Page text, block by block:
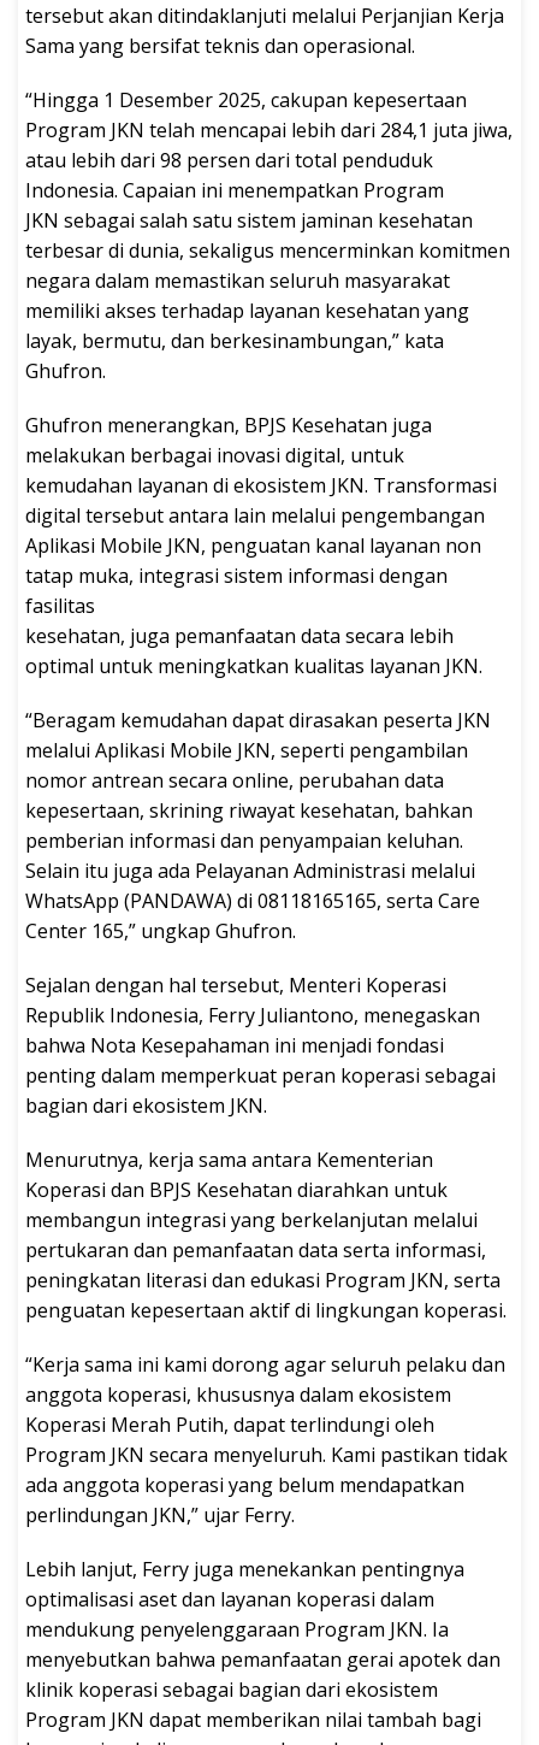
tersebut akan ditindaklanjuti melalui Perjanjian Kerja
Sama yang bersifat teknis dan operasional.
“Hingga 1 Desember 2025, cakupan kepesertaan
Program JKN telah mencapai lebih dari 284,1 juta jiwa,
atau lebih dari 98 persen dari total penduduk
Indonesia. Capaian ini menempatkan Program
JKN sebagai salah satu sistem jaminan kesehatan
terbesar di dunia, sekaligus mencerminkan komitmen
negara dalam memastikan seluruh masyarakat
memiliki akses terhadap layanan kesehatan yang
layak, bermutu, dan berkesinambungan,” kata
Ghufron.
Ghufron menerangkan, BPJS Kesehatan juga
melakukan berbagai inovasi digital, untuk
kemudahan layanan di ekosistem JKN. Transformasi
digital tersebut antara lain melalui pengembangan
Aplikasi Mobile JKN, penguatan kanal layanan non
tatap muka, integrasi sistem informasi dengan
fasilitas
kesehatan, juga pemanfaatan data secara lebih
optimal untuk meningkatkan kualitas layanan JKN.
“Beragam kemudahan dapat dirasakan peserta JKN
melalui Aplikasi Mobile JKN, seperti pengambilan
nomor antrean secara online, perubahan data
kepesertaan, skrining riwayat kesehatan, bahkan
pemberian informasi dan penyampaian keluhan.
Selain itu juga ada Pelayanan Administrasi melalui
WhatsApp (PANDAWA) di 08118165165, serta Care
Center 165,” ungkap Ghufron.
Sejalan dengan hal tersebut, Menteri Koperasi
Republik Indonesia, Ferry Juliantono, menegaskan
bahwa Nota Kesepahaman ini menjadi fondasi
penting dalam memperkuat peran koperasi sebagai
bagian dari ekosistem JKN.
Menurutnya, kerja sama antara Kementerian
Koperasi dan BPJS Kesehatan diarahkan untuk
membangun integrasi yang berkelanjutan melalui
pertukaran dan pemanfaatan data serta informasi,
peningkatan literasi dan edukasi Program JKN, serta
penguatan kepesertaan aktif di lingkungan koperasi.
“Kerja sama ini kami dorong agar seluruh pelaku dan
anggota koperasi, khususnya dalam ekosistem
Koperasi Merah Putih, dapat terlindungi oleh
Program JKN secara menyeluruh. Kami pastikan tidak
ada anggota koperasi yang belum mendapatkan
perlindungan JKN,” ujar Ferry.
Lebih lanjut, Ferry juga menekankan pentingnya
optimalisasi aset dan layanan koperasi dalam
mendukung penyelenggaraan Program JKN. Ia
menyebutkan bahwa pemanfaatan gerai apotek dan
klinik koperasi sebagai bagian dari ekosistem
Program JKN dapat memberikan nilai tambah bagi